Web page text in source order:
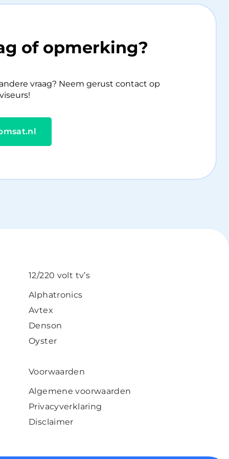
of opmerking?
vraag? Neem gerust contact op
12/220 volt tv’s
Alphatronics
Avtex
Denson
Oyster
Voorwaarden
Algemene voorwaarden
Privacyverklaring
Disclaimer